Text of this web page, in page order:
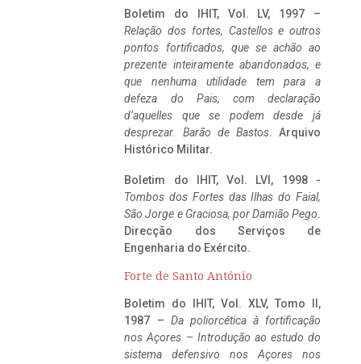
Boletim do IHIT, Vol. LV, 1997 –
Relação dos fortes, Castellos e outros
pontos fortificados, que se achão ao
prezente inteiramente abandonados, e
que nenhuma utilidade tem para a
defeza do Pais, com declaração
d’aquelles que se podem desde já
desprezar. Barão de Bastos. Arquivo
Histórico Militar.
Boletim do IHIT, Vol. LVI, 1998 -
Tombos dos Fortes das Ilhas do Faial,
São Jorge e Graciosa, por Damião Pego.
Direcção dos Serviços de
Engenharia do Exército.
Forte de Santo António
Boletim do IHIT, Vol. XLV, Tomo II,
1987 – Da poliorcética à fortificação
nos Açores – Introdução ao estudo do
sistema defensivo nos Açores nos